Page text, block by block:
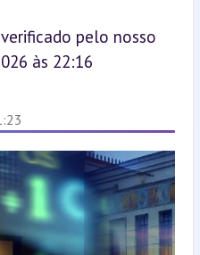
pelo nosso
às 22:16